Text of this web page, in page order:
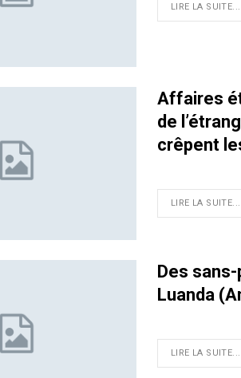
LIRE LA SUITE...
Affaires
de
crêpent
LIRE LA SUITE...
Des
Luanda
LIRE LA SUITE...